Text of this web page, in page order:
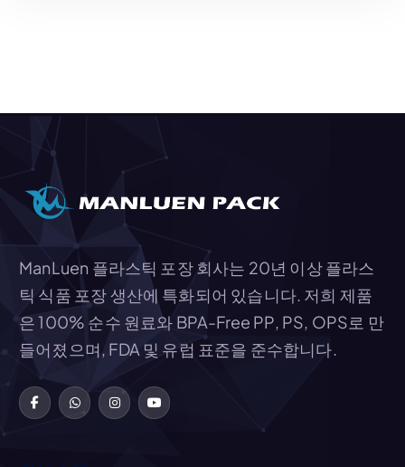
ManLuen 플라스틱 포장 회사는 20년 이상 플라스
틱 식품 포장 생산에 특화되어 있습니다. 저희 제품
은 100% 순수 원료와 BPA-Free PP, PS, OPS로 만
들어졌으며, FDA 및 유럽 표준을 준수합니다.